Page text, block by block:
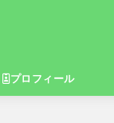
プロフィール